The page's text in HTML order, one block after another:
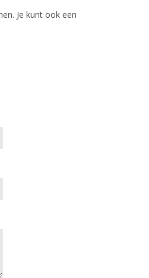
Je kunt ook een